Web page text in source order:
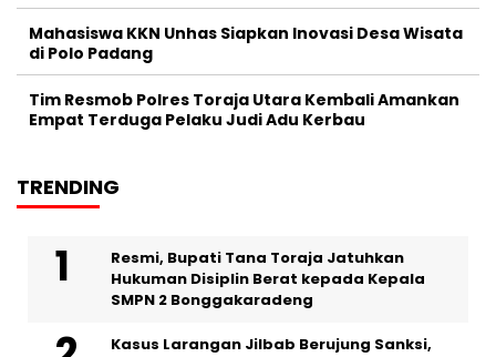
Mahasiswa KKN Unhas Siapkan Inovasi Desa Wisata
di Polo Padang
Tim Resmob Polres Toraja Utara Kembali Amankan
Empat Terduga Pelaku Judi Adu Kerbau
TRENDING
Resmi, Bupati Tana Toraja Jatuhkan
Hukuman Disiplin Berat kepada Kepala
SMPN 2 Bonggakaradeng
Kasus Larangan Jilbab Berujung Sanksi,